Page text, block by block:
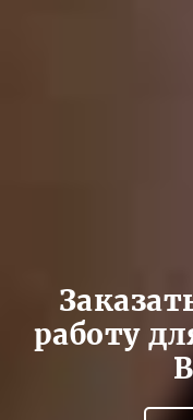
работу